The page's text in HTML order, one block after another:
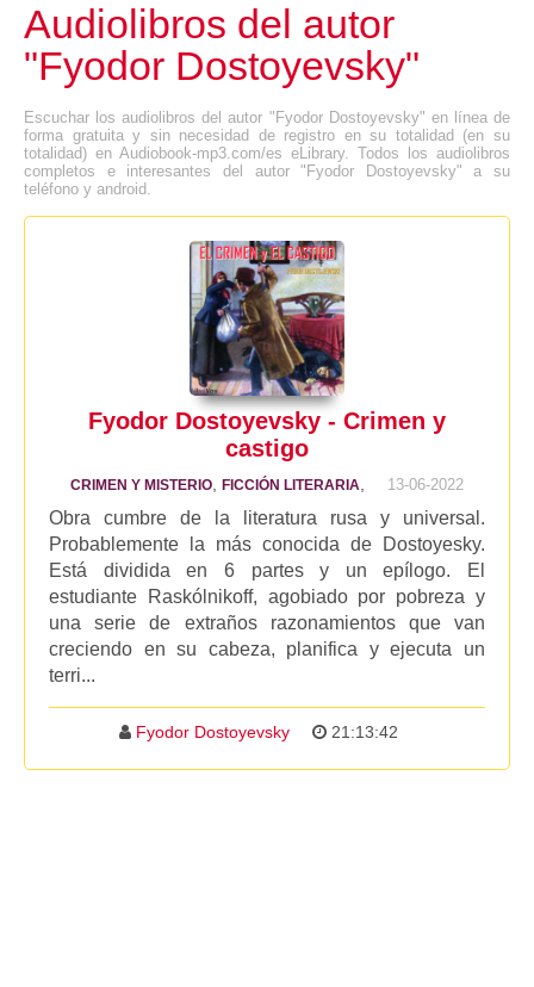
Audiolibros del autor
"Fyodor Dostoyevsky"
Escuchar los audiolibros del autor "Fyodor Dostoyevsky" en línea de
forma gratuita y sin necesidad de registro en su totalidad (en su
totalidad) en Audiobook-mp3.com/es eLibrary. Todos los audiolibros
completos e interesantes del autor "Fyodor Dostoyevsky" a su
teléfono y android.
Fyodor Dostoyevsky - Crimen y
castigo
CRIMEN Y MISTERIO FICCIÓN LITERARIA 13-06-2022
Obra cumbre de la literatura rusa y universal.
Probablemente la más conocida de Dostoyesky.
Está dividida en 6 partes y un epílogo. El
estudiante Raskólnikoff, agobiado por pobreza y
una serie de extraños razonamientos que van
creciendo en su cabeza, planifica y ejecuta un
terri...
Fyodor Dostoyevsky 21:13:42